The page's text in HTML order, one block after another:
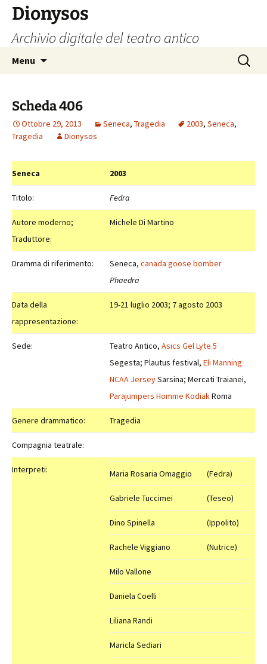
contenuto
Dionysos
Archivio digitale del teatro antico
Menu
Ricerca
per:
Scheda 406
Ottobre 29, 2013 Seneca, Tragedia 2003, Seneca,
Tragedia
Dionysos
Seneca 2003
Titolo: Fedra
Autore moderno;
Traduttore:
Michele Di Martino
Dramma di riferimento: Seneca, canada goose bomber
Phaedra
Data della
rappresentazione:
19-21 luglio 2003; 7 agosto 2003
Sede: Teatro Antico, Asics Gel Lyte 5
Segesta; Plautus festival, Eli Manning
NCAA JerseySarsina; Mercati Traianei,
Parajumpers Homme KodiakRoma
Genere drammatico: Tragedia
Compagnia teatrale:
Interpreti: Maria Rosaria Omaggio (Fedra)
Gabriele Tuccimei (Teseo)
Dino Spinella (Ippolito)
Rachele Viggiano (Nutrice)
Milo Vallone
Daniela Coelli
Liliana Randi
Maricla Sediari